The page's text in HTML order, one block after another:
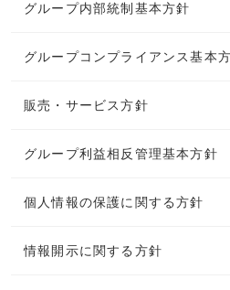
グループ内部統制基本方針
グループコンプライアンス基本
販売・サービス方針
グループ利益相反管理基本方針
個人情報の保護に関する方針
情報開示に関する方針